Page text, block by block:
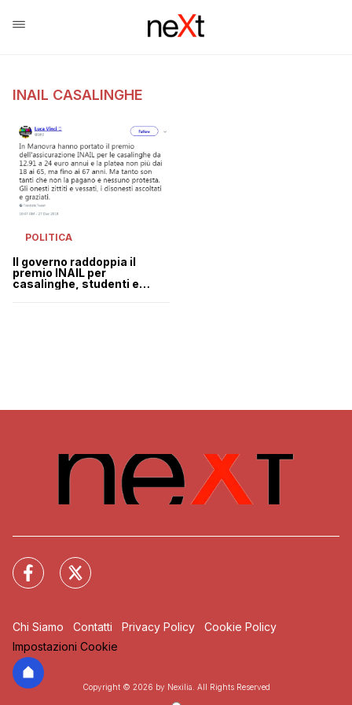
INAIL CASALINGHE
POLITICA
Il governo raddoppia il
premio INAIL per
casalinghe, studenti e
Chi Siamo Contatti Privacy Policy
Cookie Policy
Impostazioni Cookie
Copyright © 2026 by Nexilia. All Rights Reserved